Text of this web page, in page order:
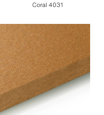
Coral 4031